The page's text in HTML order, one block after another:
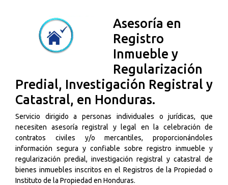
Asesoría en
Registro
Inmueble y
Regularización
Predial, Investigación Registral y
Catastral, en Honduras.
Servicio dirigido a personas individuales o jurídicas, que
necesiten asesoría registral y legal en la celebración de
contratos civiles y/o mercantiles, proporcionándoles
información segura y confiable sobre registro inmueble y
regularización predial, investigación registral y catastral de
bienes inmuebles inscritos en el Registros de la Propiedad o
Instituto de la Propiedad en Honduras.